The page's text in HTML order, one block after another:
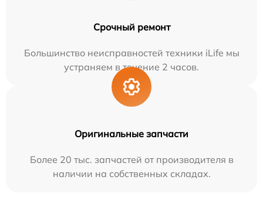
Срочный ремонт
Большинство неисправностей техники iLife мы
устраняем в течение 2 часов.
Оригинальные запчасти
Более 20 тыс. запчастей от производителя в
наличии на собственных складах.